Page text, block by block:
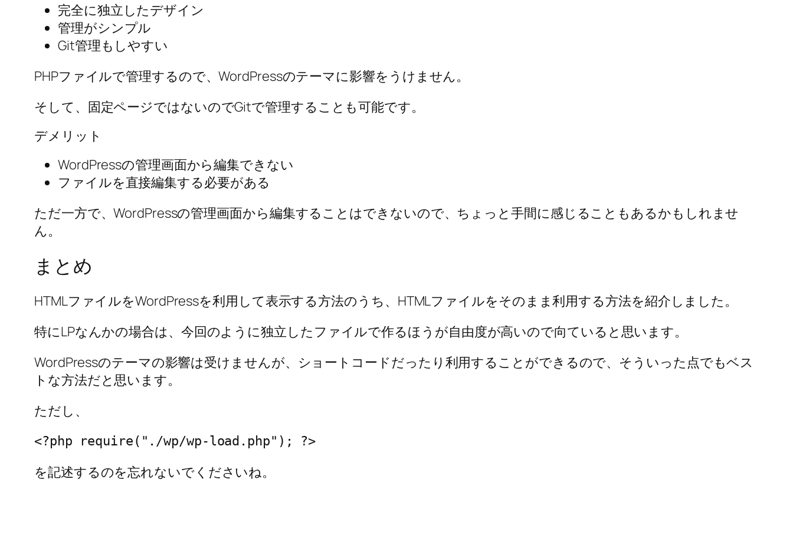
完全に独立したデザイン
管理がシンプル
Git管理もしやすい
PHPファイルで管理するので、WordPressのテーマに影響をうけません。
そして、固定ページではないのでGitで管理することも可能です。
デメリット
WordPressの管理画面から編集できない
ファイルを直接編集する必要がある
ただ一方で、WordPressの管理画面から編集することはできないので、ちょっと手間に感じることもあるかもしれませ
ん。
まとめ
HTMLファイルをWordPressを利用して表示する方法のうち、HTMLファイルをそのまま利用する方法を紹介しました。
特にLPなんかの場合は、今回のように独立したファイルで作るほうが自由度が高いので向ていると思います。
WordPressのテーマの影響は受けませんが、ショートコードだったり利用することができるので、そういった点でもベス
トな方法だと思います。
ただし、
<?php require("./wp/wp-load.php"); ?>
を記述するのを忘れないでくださいね。